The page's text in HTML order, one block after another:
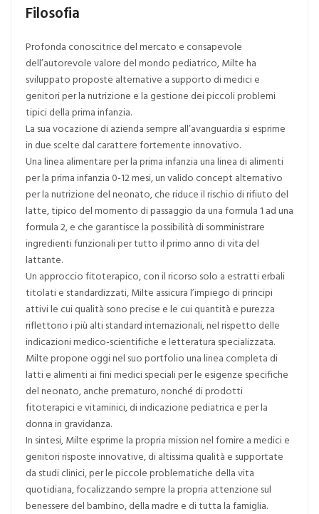
Filosofia
Profonda conoscitrice del mercato e consapevole
dell’autorevole valore del mondo pediatrico, Milte ha
sviluppato proposte alternative a supporto di medici e
genitori per la nutrizione e la gestione dei piccoli problemi
tipici della prima infanzia.
La sua vocazione di azienda sempre all’avanguardia si esprime
in due scelte dal carattere fortemente innovativo.
Una linea alimentare per la prima infanzia una linea di alimenti
per la prima infanzia 0-12 mesi, un valido concept alternativo
per la nutrizione del neonato, che riduce il rischio di rifiuto del
latte, tipico del momento di passaggio da una formula 1 ad una
formula 2, e che garantisce la possibilità di somministrare
ingredienti funzionali per tutto il primo anno di vita del
lattante.
Un approccio fitoterapico, con il ricorso solo a estratti erbali
titolati e standardizzati, Milte assicura l’impiego di principi
attivi le cui qualità sono precise e le cui quantità e purezza
riflettono i più alti standard internazionali, nel rispetto delle
indicazioni medico-scientifiche e letteratura specializzata.
Milte propone oggi nel suo portfolio una linea completa di
latti e alimenti ai fini medici speciali per le esigenze specifiche
del neonato, anche prematuro, nonché di prodotti
fitoterapici e vitaminici, di indicazione pediatrica e per la
donna in gravidanza.
In sintesi, Milte esprime la propria mission nel fornire a medici e
genitori risposte innovative, di altissima qualità e supportate
da studi clinici, per le piccole problematiche della vita
quotidiana, focalizzando sempre la propria attenzione sul
benessere del bambino, della madre e di tutta la famiglia.